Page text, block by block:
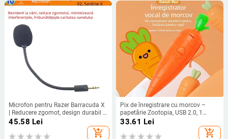
Microfon pentru Razer Barracuda X
| Reducere zgomot, design durabil |
Compatibil cu Barracuda X; În stoc
45.58 Lei
add_shopping_cart
Pix de înregistrare cu morcov –
papetărie Zootopia, USB 2.0, 1
microfon, baterie AA, fără afișaj,
fără suport pentru card de memorie
33.61 Lei
add_shopping_cart